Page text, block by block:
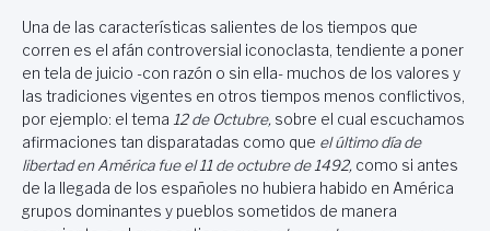
Una de las características salientes de los tiempos que
corren es el afán controversial iconoclasta, tendiente a poner
en tela de juicio -con razón o sin ella- muchos de los valores y
las tradiciones vigentes en otros tiempos menos conflictivos,
por ejemplo: el tema 12 de Octubre, sobre el cual escuchamos
afirmaciones tan disparatadas como que el último día de
libertad en América fue el 11 de octubre de 1492, como si antes
de la llegada de los españoles no hubiera habido en América
grupos dominantes y pueblos sometidos de manera